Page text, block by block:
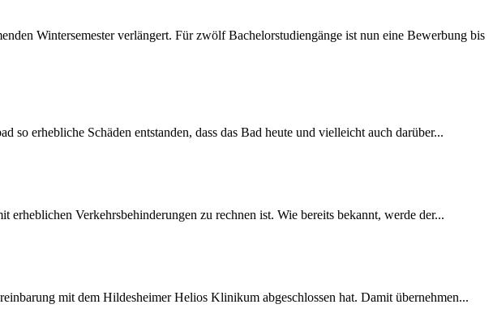
Wintersemester verlängert. Für zwölf Bachelorstudiengänge ist nun eine Bewerbung bis
erhebliche Schäden entstanden, dass das Bad heute und vielleicht auch darüber...
Verkehrsbehinderungen zu rechnen ist. Wie bereits bekannt, werde der...
mit dem Hildesheimer Helios Klinikum abgeschlossen hat. Damit übernehmen...